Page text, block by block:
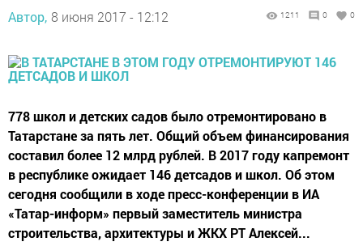
Автор, 8 июня 2017 - 12:12 1211 0 0
778 школ и детских садов было отремонтировано в
Татарстане за пять лет. Общий объем финансирования
составил более 12 млрд рублей. В 2017 году капремонт
в республике ожидает 146 детсадов и школ. Об этом
сегодня сообщили в ходе пресс-конференции в ИА
«Татар-информ» первый заместитель министра
строительства, архитектуры и ЖКХ РТ Алексей...